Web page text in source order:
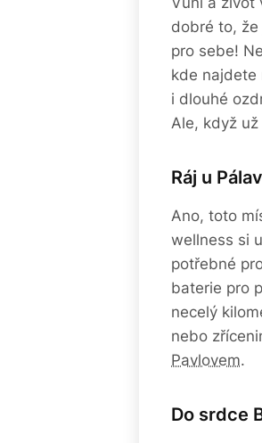
dobré to,
pro sebe!
kde najdete
i dlouhé
Ale, když
Ráj u
Ano, toto
wellness si
potřebné
baterie pro
necelý
nebo
Pavlovem.
Do srdce